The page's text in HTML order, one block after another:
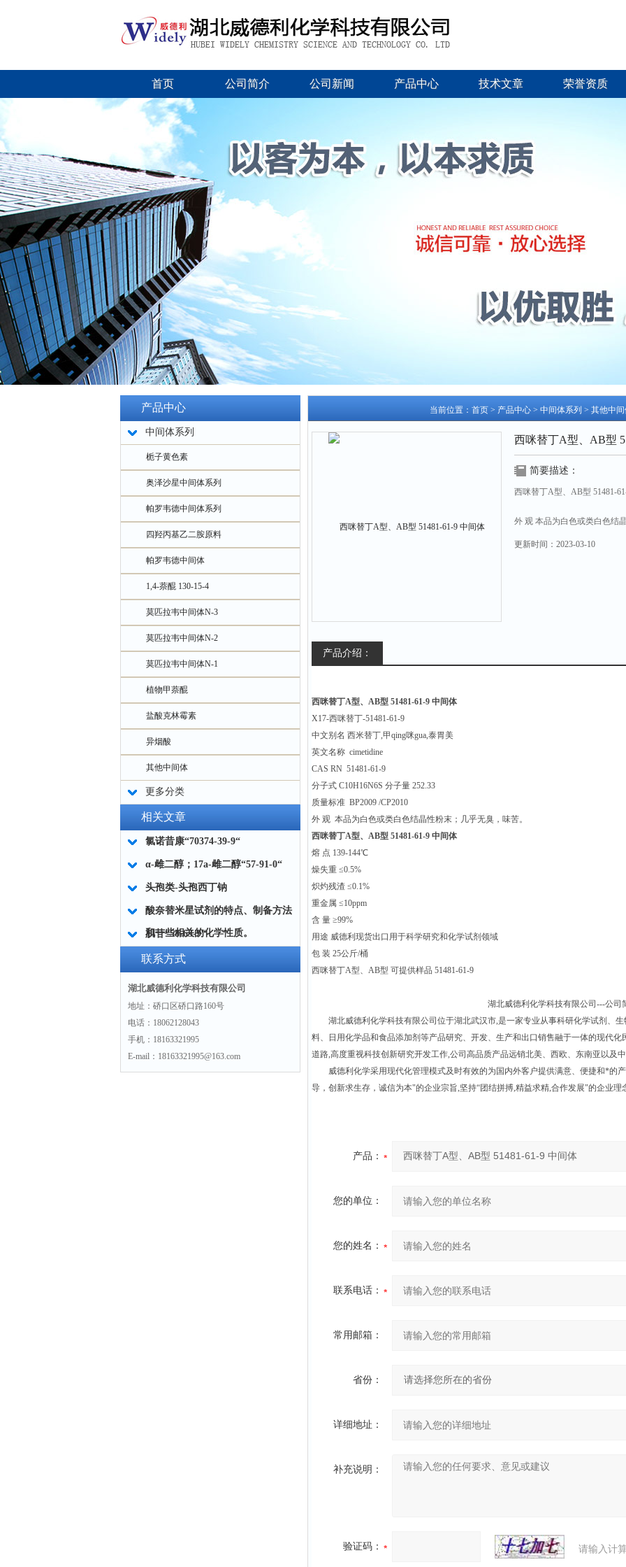
首页 公司简介 公司新闻 产品中心 技术文章 荣誉资质
产品中心
中间体系列
栀子黄色素
奥泽沙星中间体系列
帕罗韦德中间体系列
四羟丙基乙二胺原料
帕罗韦德中间体
1,4-萘醌 130-15-4
莫匹拉韦中间体N-3
莫匹拉韦中间体N-2
莫匹拉韦中间体N-1
植物甲萘醌
盐酸克林霉素
异烟酸
其他中间体
更多分类
相关文章
氯诺昔康“70374-39-9“
α-雌二醇；17a-雌二醇“57-91-0“
头孢类-头孢西丁钠
酸奈替米星试剂的特点、制备方法
和一些相关的化学性质。
肌苷“58-63-9“
联系方式
湖北威德利化学科技有限公司
地址：硚口区硚口路160号
电话：18062128043
手机：18163321995
E-mail：18163321995@163.com
当前位置： 首页 > 产品中心 > 中间体系列 > 其他中
西咪替丁A型、AB型
简要描述：
西咪替丁A型、AB型 51481-
外 观 本品为白色或类白色结
熔 点 139-144℃
含 量 ≥99%
更新时间： 2023-03-10
产品介绍：
西咪替丁A型、AB型 51481-61-9 中间体
X17-西咪替丁-51481-61-9
中文别名 西米替丁,甲qing咪gua,泰胃美
英文名称 cimetidine
CAS RN 51481-61-9
分子式 C10H16N6S 分子量 252.33
质量标准 BP2009 /CP2010
外 观 本品为白色或类白色结晶性粉末；几乎无臭，味苦。
西咪替丁A型、AB型 51481-61-9 中间体
熔 点 139-144℃
燥失重 ≤0.5%
炽灼残渣 ≤0.1%
重金属 ≤10ppm
含 量 ≥99%
用途 威德利现货出口用于科学研究和化学试剂领域
包 装 25公斤/桶
西咪替丁A型、AB型 可提供样品 51481-61-9
湖北威德利化学科技有限公司---公司
湖北威德利化学科技有限公司位于湖北武汉市,是一家专业从事科研化学试剂、生
料、日用化学品和食品添加剂等产品研究、开发、生产和出口销售融于一体的现代
道路,高度重视科技创新研究开发工作,公司高品质产品远销北美、西欧、东南亚以及
威德利化学采用现代化管理模式及时有效的为国内外客户提供满意、便捷和*的
导，创新求生存，诚信为本"的企业宗旨,坚持“团结拼搏,精益求精,合作发展"的企业理
产品：
您的单位：
您的姓名：
联系电话：
常用邮箱：
省份：
详细地址：
补充说明：
验证码： 请输入计